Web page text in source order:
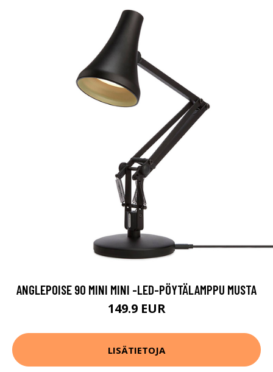
ANGLEPOISE 90 MINI MINI -LED-PÖYTÄLAMPPU MUSTA
149.9 EUR
LISÄTIETOJA